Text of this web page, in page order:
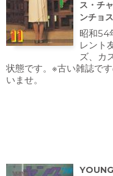
ス・チ
ンチョ
昭和54
レント
ズ、カ
状態です。※古い雑誌で
いませ。